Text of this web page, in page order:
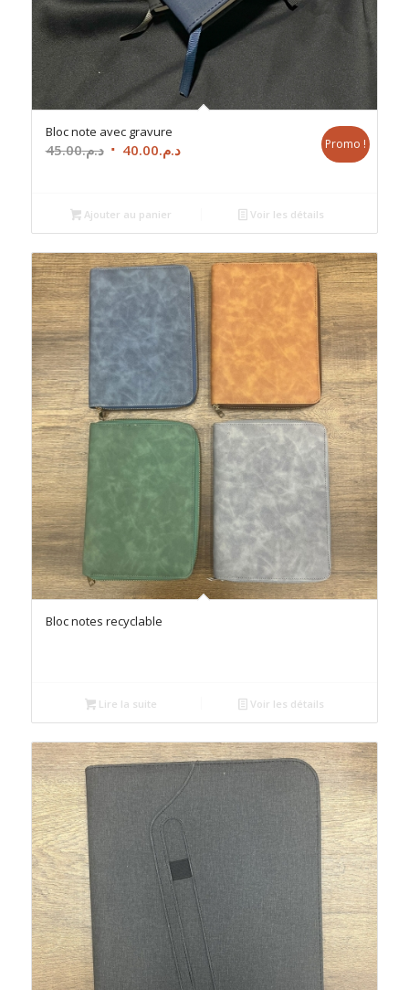
Bloc note avec gravure
د.م.45.00
Le
était :
د.م.45.00.
د.م.40.00
Le
د.م.40.00.
Promo !
Ajouter au panier Voir les détails
Bloc notes recyclable
Lire la suite Voir les détails